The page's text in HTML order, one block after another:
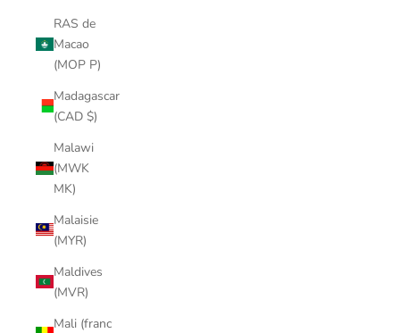
RAS de
Macao
(MOP P)
Madagascar
(CAD $)
Malawi
(MWK
MK)
Malaisie
(MYR)
Maldives
(MVR)
Mali (franc